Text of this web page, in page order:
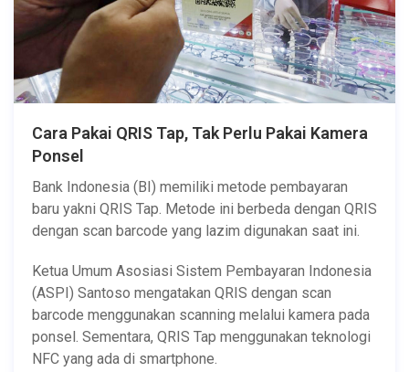
Cara Pakai QRIS Tap, Tak Perlu Pakai Kamera
Ponsel
Bank Indonesia (BI) memiliki metode pembayaran
baru yakni QRIS Tap. Metode ini berbeda dengan QRIS
dengan scan barcode yang lazim digunakan saat ini.
Ketua Umum Asosiasi Sistem Pembayaran Indonesia
(ASPI) Santoso mengatakan QRIS dengan scan
barcode menggunakan scanning melalui kamera pada
ponsel. Sementara, QRIS Tap menggunakan teknologi
NFC yang ada di smartphone.